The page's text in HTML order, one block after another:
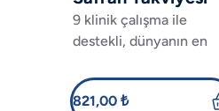
9 klinik çalışma ile
destekli, dünyanın en
ekstresi Affron® ile
geliştirilen Vitafenix
821,00 ₺